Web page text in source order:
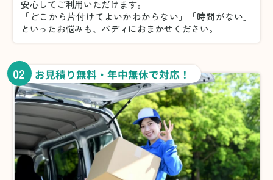
安心してご利用いただけます。
「どこから片付けてよいかわからない」「時間がない」
といったお悩みも、バディにおまかせください。
02 お見積り無料・年中無休で対応！